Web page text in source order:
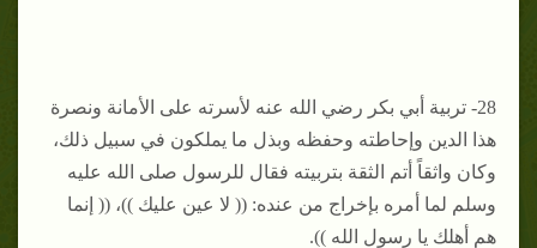
28- تربية أبي بكر رضي الله عنه لأسرته على الأمانة ونصرة
هذا الدين وإحاطته وحفظه وبذل ما يملكون في سبيل ذلك،
وكان واثقاً أتم الثقة بتربيته فقال للرسول صلى الله عليه
وسلم لما أمره بإخراج من عنده: (( لا عين عليك ))، (( إنما
هم أهلك يا رسول الله )).